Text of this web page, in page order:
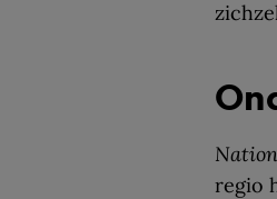
regio